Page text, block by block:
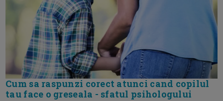
Cum sa raspunzi corect atunci cand copilul
tau face o greseala - sfatul psihologului